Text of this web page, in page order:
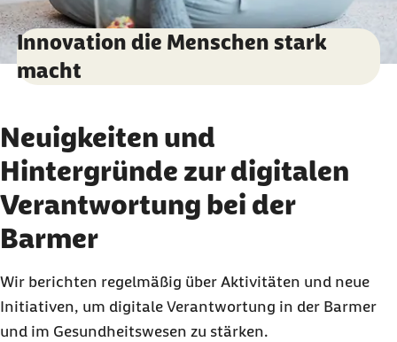
Innovation die Menschen stark
macht
Neuigkeiten und
Hintergründe zur digitalen
Verantwortung bei der
Barmer
Wir berichten regelmäßig über Aktivitäten und neue
Initiativen, um digitale Verantwortung in der Barmer
und im Gesundheitswesen zu stärken.